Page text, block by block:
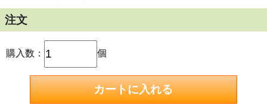
■平座金（平ワッシャー）は部材の穴や溝の部分にナットや
ボルトの頭がめり込まないようしたり、穴径がボルト径に比
べて大きい場合に座面を安定させる場合などに使用されま
す。また、平座金(ワッシャー)をかませる事で広い面積で部
材を押さえつける為ゆるみ止めにもなります。
■呼び径:M16
サイズ：内径(d)×外径(D)×厚み(t)
約17.0×32×2.0(mm)
注文
購入数： 個